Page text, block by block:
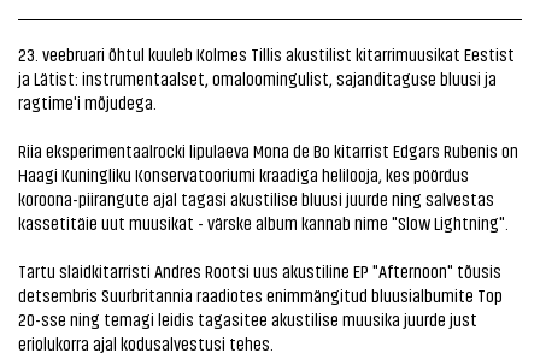
23. veebruari õhtul kuuleb Kolmes Tillis akustilist kitarrimuusikat Eestist
ja Lätist: instrumentaalset, omaloomingulist, sajanditaguse bluusi ja
ragtime'i mõjudega.
Riia eksperimentaalrocki lipulaeva Mona de Bo kitarrist Edgars Rubenis on
Haagi Kuningliku Konservatooriumi kraadiga helilooja, kes pöördus
koroona-piirangute ajal tagasi akustilise bluusi juurde ning salvestas
kassetitäie uut muusikat - värske album kannab nime "Slow Lightning".
Tartu slaidkitarristi Andres Rootsi uus akustiline EP "Afternoon" tõusis
detsembris Suurbritannia raadiotes enimmängitud bluusialbumite Top
20-sse ning temagi leidis tagasitee akustilise muusika juurde just
eriolukorra ajal kodusalvestusi tehes.